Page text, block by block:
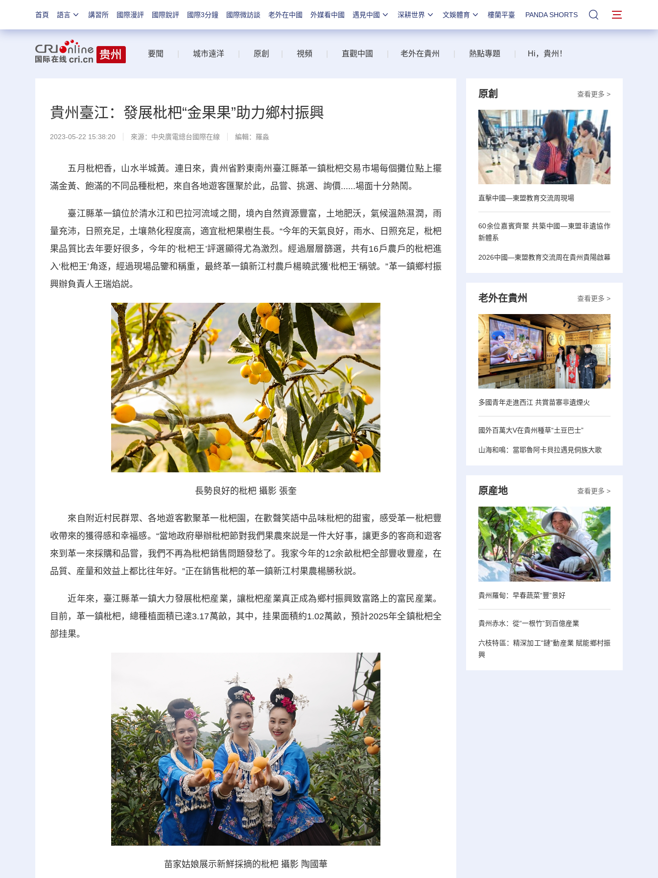
首頁 語言 講習所 國際漫評 國際銳評 國際3分鐘 國際微訪談 老外在中國 外媒看中國 遇見中國 深耕世界 文娛體育 樓蘭平臺 PANDA SHORTS 站內搜索
要聞 城市遠洋 原創 視頻 直觀中國 老外在貴州 熱點專題 Hi，貴州！
貴州臺江：發展枇杷“金果果”助力鄉村振興
2023-05-22 15:38:20 來源：中央廣電總台國際在線 編輯：羅淼
五月枇杷香，山水半城黃。連日來，貴州省黔東南州臺江縣革一鎮枇杷交易市場每個攤位點上擺
滿金黃、飽滿的不同品種枇杷，來自各地遊客匯聚於此，品嘗、挑選、詢價......場面十分熱鬧。
臺江縣革一鎮位於清水江和巴拉河流域之間，境內自然資源豐富，土地肥沃，氣候溫熱濕潤，雨
量充沛，日照充足，土壤熱化程度高，適宜枇杷果樹生長。“今年的天氣良好，雨水、日照充足，枇杷
果品質比去年要好很多，今年的‘枇杷王’評選顯得尤為激烈。經過層層篩選，共有16戶農戶的枇杷進
入‘枇杷王’角逐，經過現場品鑒和稱重，最終革一鎮新江村農戶楊曉武獲‘枇杷王’稱號。”革一鎮鄉村振
興辦負責人王瑞焰説。
長勢良好的枇杷 攝影 張奎
來自附近村民群眾、各地遊客歡聚革一枇杷園，在歡聲笑語中品味枇杷的甜蜜，感受革一枇杷豐
收帶來的獲得感和幸福感。“當地政府舉辦枇杷節對我們果農來説是一件大好事，讓更多的客商和遊客
來到革一來採購和品嘗，我們不再為枇杷銷售問題發愁了。我家今年的12余畝枇杷全部豐收豐産，在
品質、産量和效益上都比往年好。”正在銷售枇杷的革一鎮新江村果農楊勝秋説。
近年來，臺江縣革一鎮大力發展枇杷産業，讓枇杷産業真正成為鄉村振興致富路上的富民産業。
目前，革一鎮枇杷，總種植面積已達3.17萬畝，其中，挂果面積約1.02萬畝，預計2025年全鎮枇杷全
部挂果。
苗家姑娘展示新鮮採摘的枇杷 攝影 陶國華
查看更多 >
原創
直擊中國—東盟教育交流周現場
60余位嘉賓齊聚 共築中國—東盟非遺協作
新體系
2026中國—東盟教育交流周在貴州貴陽啟幕
查看更多 >
老外在貴州
多國青年走進西江 共賞苗寨非遺煙火
國外百萬大V在貴州種草“土豆巴士”
山海和鳴：當耶魯阿卡貝拉遇見侗族大歌
查看更多 >
原産地
貴州羅甸：早春蔬菜“豐”景好
貴州赤水：從“一根竹”到百億産業
六枝特區：精深加工“鏈”動産業 賦能鄉村振
興